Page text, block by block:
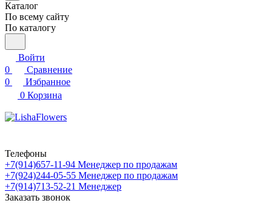
Каталог
По всему сайту
По каталогу
Войти
0
Сравнение
0
Избранное
0 Корзина
Телефоны
+7(914)657-11-94 Менеджер по продажам
+7(924)244-05-55 Менеджер по продажам
+7(914)713-52-21 Менеджер
Заказать звонок